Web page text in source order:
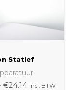
Statief
€24.14 Incl. BTW
Deze
optie